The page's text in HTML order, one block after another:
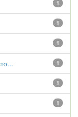
1
1
1
1
1
1